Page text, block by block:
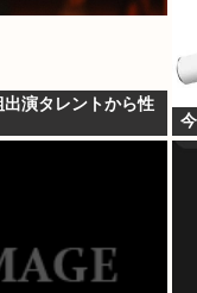
出演タレントから性